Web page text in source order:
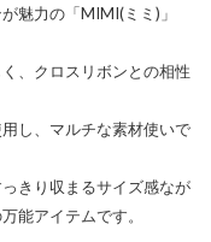
魅力の「MIMI(ミミ)」
、クロスリボンとの相性
し、マルチな素材使いで
きり収まるサイズ感なが
能アイテムです。